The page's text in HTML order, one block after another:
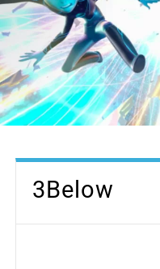
3Below